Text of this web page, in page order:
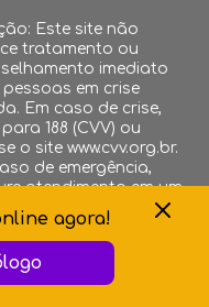
agora!
Este site não
tratamento ou
imediato
em crise
Em caso de crise,
188 (CVV) ou
o site www.cvv.org.br.
de emergência,
atendimento em um
mais próximo.